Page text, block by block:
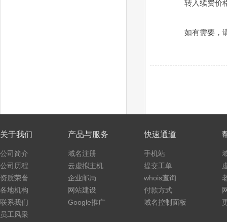
转入续费价
如有需要，
关于我们
公司简介
公司历程
资质荣誉
各地机构
联系我们
员工风采
产品与服务
域名注册
云虚拟主机
企业邮局
网站建设
Google推广
快速通道
手机站
提交工单
whois查询
付款方式
域名控制面板